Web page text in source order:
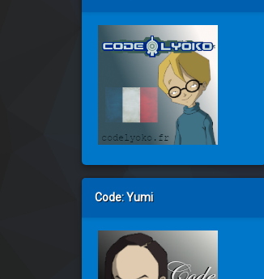
Code: Yumi